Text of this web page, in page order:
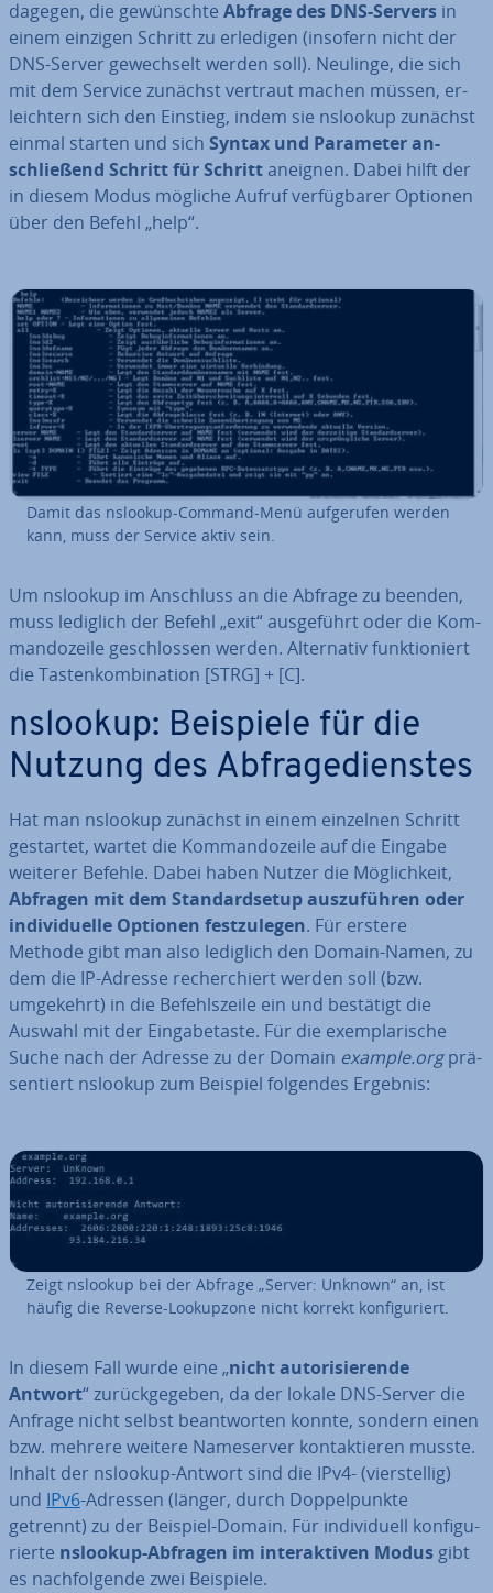
dagegen, die ge­wünsch­te Abfrage des DNS-Servers in
einem einzigen Schritt zu erledigen (insofern nicht der
DNS-Server ge­wech­selt werden soll). Neulinge, die sich
mit dem Service zunächst vertraut machen müssen, er­
leich­tern sich den Einstieg, indem sie nslookup zunächst
einmal starten und sich Syntax und Parameter an­
schlie­ßend Schritt für Schrittaneignen. Dabei hilft der
in diesem Modus mögliche Aufruf ver­füg­ba­rer Optionen
über den Befehl „help“.
Damit das nslookup-Command-Menü auf­ge­ru­fen werden
kann, muss der Service aktiv sein.
Um nslookup im Anschluss an die Abfrage zu beenden,
muss lediglich der Befehl „exit“ aus­ge­führt oder die Kom­
man­do­zei­le ge­schlos­sen werden. Al­ter­na­tiv funk­tio­niert
die Tas­ten­kom­bi­na­ti­on [STRG] + [C].
nslookup: Beispiele für die
Nutzung des Ab­fra­ge­diens­tes
Hat man nslookup zunächst in einem einzelnen Schritt
gestartet, wartet die Kom­man­do­zei­le auf die Eingabe
weiterer Befehle. Dabei haben Nutzer die Mög­lich­keit,
Abfragen mit dem Stan­dard­set­upaus­zu­füh­ren oder
in­di­vi­du­el­le Optionen fest­zu­le­gen. Für erstere
Methode gibt man also lediglich den Domain-Namen, zu
dem die IP-Adresse re­cher­chiert werden soll (bzw.
umgekehrt) in die Be­fehls­zei­le ein und bestätigt die
Auswahl mit der Ein­ga­be­tas­te. Für die ex­em­pla­ri­sche
Suche nach der Adresse zu der Domain example.orgprä­
sen­tiert nslookup zum Beispiel folgendes Ergebnis:
Zeigt nslookup bei der Abfrage „Server: Unknown“ an, ist
häufig die Reverse-Loo­kup­zo­ne nicht korrekt kon­fi­gu­riert.
In diesem Fall wurde eine „nicht au­to­ri­sie­ren­de
Antwort“ zu­rück­ge­ge­ben, da der lokale DNS-Server die
Anfrage nicht selbst be­ant­wor­ten konnte, sondern einen
bzw. mehrere weitere Name­ser­ver kon­tak­tie­ren musste.
Inhalt der nslookup-Antwort sind die IPv4- (vier­stel­lig)
und IPv6-Adressen (länger, durch Dop­pel­punk­te
getrennt) zu der Beispiel-Domain. Für in­di­vi­du­ell kon­fi­gu­
rier­te nslookup-Abfragen im in­ter­ak­ti­ven Modus gibt
es nach­fol­gen­de zwei Beispiele.